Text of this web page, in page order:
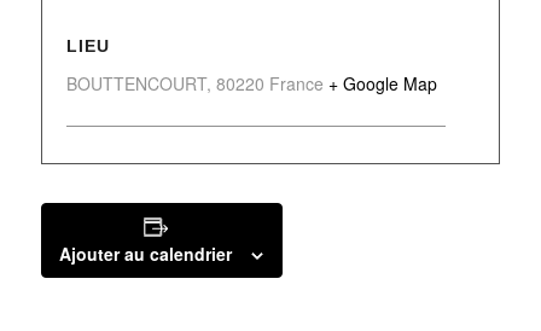
LIEU
BOUTTENCOURT, 80220 France + Google Map
Ajouter au calendrier